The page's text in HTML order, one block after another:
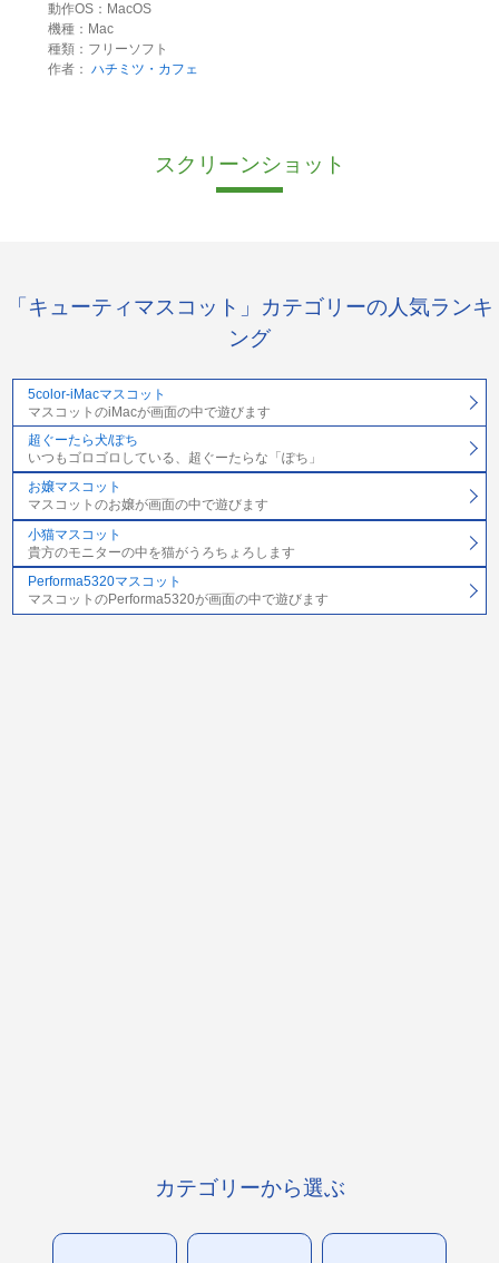
動作OS：MacOS
機種：Mac
種類：フリーソフト
作者： ハチミツ・カフェ
スクリーンショット
「キューティマスコット」カテゴリーの人気ランキ
ング
5color-iMacマスコット
マスコットのiMacが画面の中で遊びます
超ぐーたら犬/ぽち
いつもゴロゴロしている、超ぐーたらな「ぽち」
お嬢マスコット
マスコットのお嬢が画面の中で遊びます
小猫マスコット
貴方のモニターの中を猫がうろちょろします
Performa5320マスコット
マスコットのPerforma5320が画面の中で遊びます
カテゴリーから選ぶ